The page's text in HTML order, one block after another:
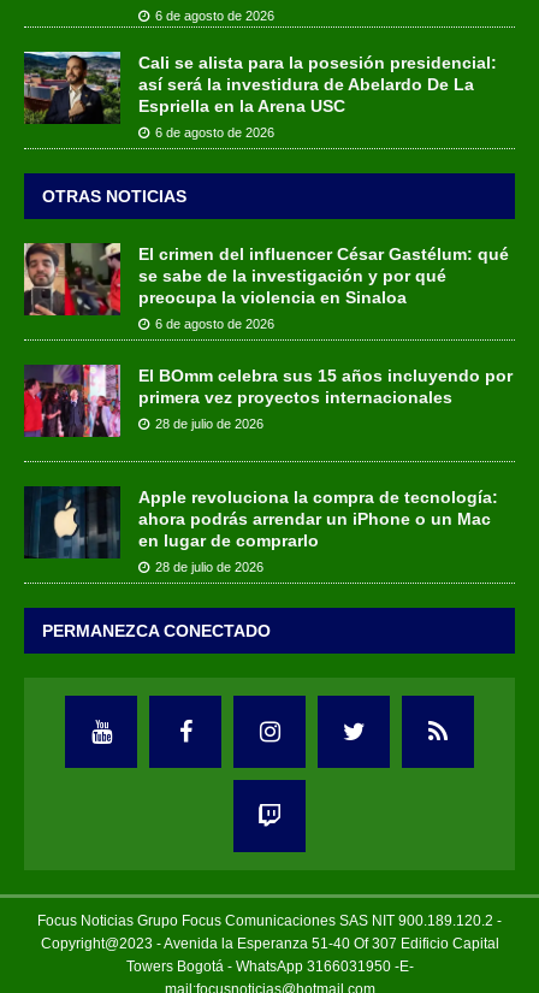
6 de agosto de 2026
Cali se alista para la posesión presidencial:
así será la investidura de Abelardo De La
Espriella en la Arena USC
6 de agosto de 2026
OTRAS NOTICIAS
El crimen del influencer César Gastélum: qué
se sabe de la investigación y por qué
preocupa la violencia en Sinaloa
6 de agosto de 2026
El BOmm celebra sus 15 años incluyendo por
primera vez proyectos internacionales
28 de julio de 2026
Apple revoluciona la compra de tecnología:
ahora podrás arrendar un iPhone o un Mac
en lugar de comprarlo
28 de julio de 2026
PERMANEZCA CONECTADO
Focus Noticias Grupo Focus Comunicaciones SAS NIT 900.189.120.2 -
Copyright@2023 - Avenida la Esperanza 51-40 Of 307 Edificio Capital
Towers Bogotá - WhatsApp 3166031950 -E-